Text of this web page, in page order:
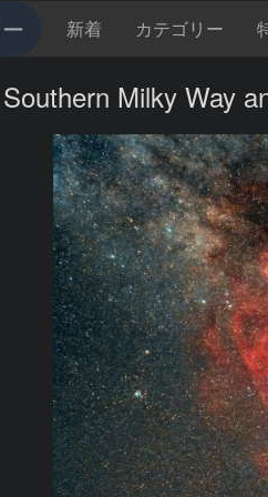
新着 カテゴリー
Southern Milky Way